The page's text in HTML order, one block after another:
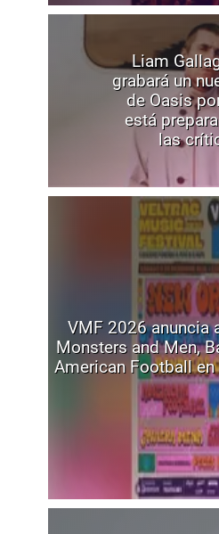
Liam
grabará un
de Oasis
está
las
VMF 2026 anuncia
Monsters and Men,
American Football